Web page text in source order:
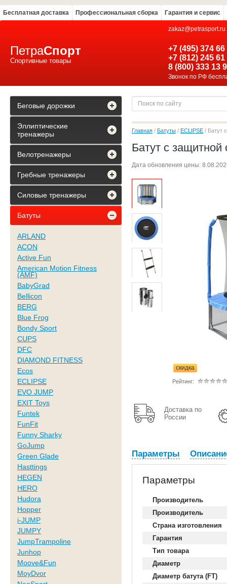
Бесплатная доставка Профессиональная сборка Гарантия и сервис
ПетраСпорт
Спортивные товары
zakaz@petrasport.ru
+7 (495) 374 66
+7 (812) 245 61
8 (800) 333 13
Звонок по РФ
Главная / Батуты / ECLIPSE / Батут
Батут с защитной
Дата обновления цены:
скидка
Рейтинг:
Доставка по
России
Параметры
Параметры
Производитель
Производитель
Страна изготовления
Гарантия
Тип товара
Диаметр
Диаметр батута (FT)
Беговые дорожки
Эллиптические
тренажеры
Велотренажеры
Гребные тренажеры
Силовые тренажеры
Батуты
ARLAND
ACON
Active Fun
American Motion Fitness
(AMF)
BabyGrad
Bellicon
BERG
Blue Frog
Bondy Sport
CUPS
DFC
DIAMOND FITNESS
Ecos
ECLIPSE
EVO JUMP
EXIT Toys
Funtek
FunFit
Funny Sharky
GoJump
Green Glade
Hasttings
HEGEN
HERO
Hudora
Hopper
i-JUMP
JUMPY
JumpTrampoline
Junhop
Moove&Fun
MoyDvor